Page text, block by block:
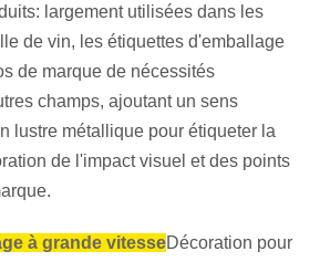
largement utilisées dans les
de vin, les étiquettes d'emballage
de marque de nécessités
champs, ajoutant un sens
lustre métallique pour étiqueter la
de l'impact visuel et des points
à grande vitesseDécoration pour